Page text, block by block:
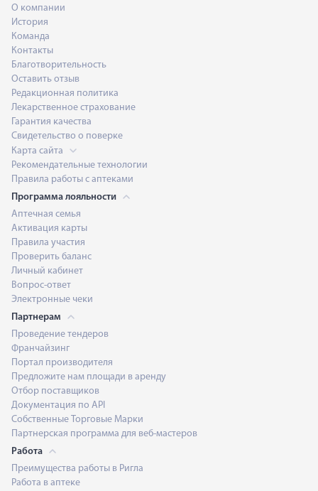
О компании
История
Команда
Контакты
Благотворительность
Оставить отзыв
Редакционная политика
Лекарственное страхование
Гарантия качества
Свидетельство о поверке
Карта сайта
Рекомендательные технологии
Правила работы с аптеками
Программа лояльности
Аптечная семья
Активация карты
Правила участия
Проверить баланс
Личный кабинет
Вопрос-ответ
Электронные чеки
Партнерам
Проведение тендеров
Франчайзинг
Портал производителя
Предложите нам площади в аренду
Отбор поставщиков
Документация по API
Собственные Торговые Марки
Партнерская программа для веб-мастеров
Работа
Преимущества работы в Ригла
Работа в аптеке